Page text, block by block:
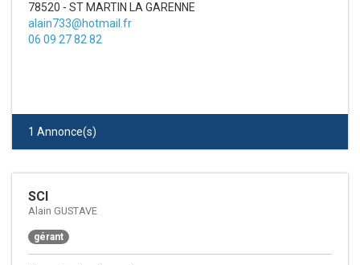
78520 - ST MARTIN LA GARENNE
alain733@hotmail.fr
06 09 27 82 82
1 Annonce(s)
SCI
Alain GUSTAVE
gérant